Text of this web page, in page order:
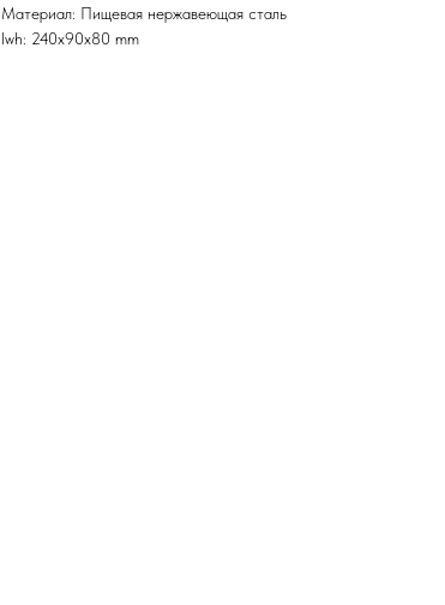
Материал: Пищевая нержавеющая сталь
lwh: 240x90x80 mm